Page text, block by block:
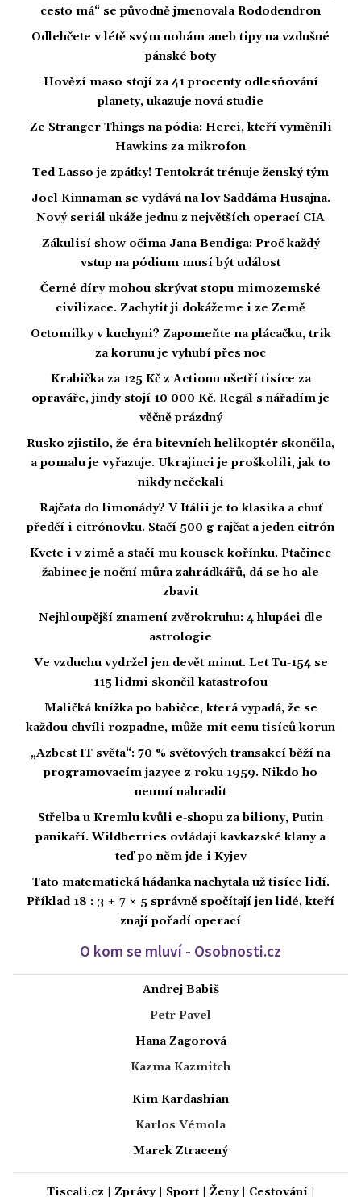
cesto má“ se původně jmenovala Rododendron
Odlehčete v létě svým nohám aneb tipy na vzdušné
pánské boty
Hovězí maso stojí za 41 procenty odlesňování
planety, ukazuje nová studie
Ze Stranger Things na pódia: Herci, kteří vyměnili
Hawkins za mikrofon
Ted Lasso je zpátky! Tentokrát trénuje ženský tým
Joel Kinnaman se vydává na lov Saddáma Husajna.
Nový seriál ukáže jednu z největších operací CIA
Zákulisí show očima Jana Bendiga: Proč každý
vstup na pódium musí být událost
Černé díry mohou skrývat stopu mimozemské
civilizace. Zachytit ji dokážeme i ze Země
Octomilky v kuchyni? Zapomeňte na plácačku, trik
za korunu je vyhubí přes noc
Krabička za 125 Kč z Actionu ušetří tisíce za
opraváře, jindy stojí 10 000 Kč. Regál s nářadím je
věčně prázdný
Rusko zjistilo, že éra bitevních helikoptér skončila,
a pomalu je vyřazuje. Ukrajinci je proškolili, jak to
nikdy nečekali
Rajčata do limonády? V Itálii je to klasika a chuť
předčí i citrónovku. Stačí 500 g rajčat a jeden citrón
Kvete i v zimě a stačí mu kousek kořínku. Ptačinec
žabinec je noční můra zahrádkářů, dá se ho ale
zbavit
Nejhloupější znamení zvěrokruhu: 4 hlupáci dle
astrologie
Ve vzduchu vydržel jen devět minut. Let Tu-154 se
115 lidmi skončil katastrofou
Maličká knížka po babičce, která vypadá, že se
každou chvíli rozpadne, může mít cenu tisíců korun
„Azbest IT světa“: 70 % světových transakcí běží na
programovacím jazyce z roku 1959. Nikdo ho
neumí nahradit
Střelba u Kremlu kvůli e-shopu za biliony, Putin
panikaří. Wildberries ovládají kavkazské klany a
teď po něm jde i Kyjev
Tato matematická hádanka nachytala už tisíce lidí.
Příklad 18 : 3 + 7 × 5 správně spočítají jen lidé, kteří
znají pořadí operací
O kom se mluví - Osobnosti.cz
Andrej Babiš
Petr Pavel
Hana Zagorová
Kazma Kazmitch
Kim Kardashian
Karlos Vémola
Marek Ztracený
Tiscali.cz Zprávy| Sport| Ženy| Cestování|